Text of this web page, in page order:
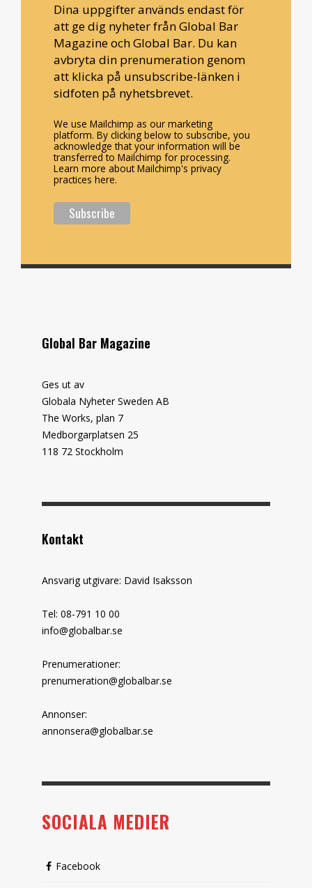
Dina uppgifter används endast för
att ge dig nyheter från Global Bar
Magazine och Global Bar. Du kan
avbryta din prenumeration genom
att klicka på unsubscribe-länken i
sidfoten på nyhetsbrevet.
We use Mailchimp as our marketing
platform. By clicking below to subscribe, you
acknowledge that your information will be
transferred to Mailchimp for processing.
Learn more about Mailchimp's privacy
practices here.
Global Bar Magazine
Ges ut av
Globala Nyheter Sweden AB
The Works, plan 7
Medborgarplatsen 25
118 72 Stockholm
Kontakt
Ansvarig utgivare: David Isaksson
Tel: 08-791 10 00
info@globalbar.se
Prenumerationer:
prenumeration@globalbar.se
Annonser:
annonsera@globalbar.se
SOCIALA MEDIER
Facebook